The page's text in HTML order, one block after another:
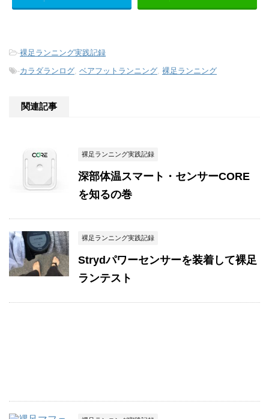
-裸足ランニング実践記録
-カラダランログ, ベアフットランニング, 裸足ランニング
関連記事
裸足ランニング実践記録
深部体温スマート・センサーCORE
を知るの巻
裸足ランニング実践記録
Strydパワーセンサーを装着して裸足
ランテスト